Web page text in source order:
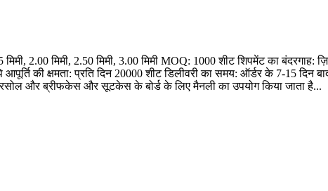
मिमी, 2.00 मिमी, 2.50 मिमी, 3.00 मिमी MOQ: 1000 शीट शिपमेंट का
आपूर्ति की क्षमता: प्रति दिन 20000 शीट डिलीवरी का समय: ऑर्डर के 7-15
और ब्रीफकेस और सूटकेस के बोर्ड के लिए मैनली का उपयोग किया जाता है...